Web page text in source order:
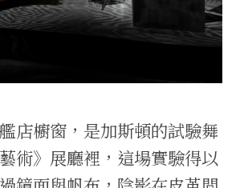
店櫥窗，是加斯頓的試驗舞
術》展廳裡，這場實驗得以